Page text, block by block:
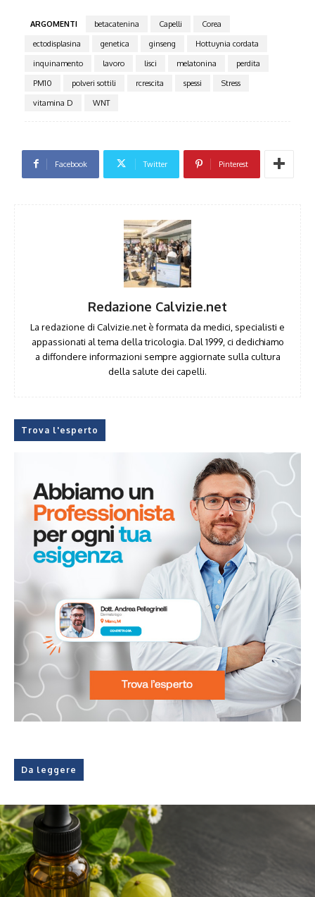
ARGOMENTI betacatenina Capelli
Corea
ectodisplasina
genetica ginseng
Hottuynia cordata
inquinamento
lavoro lisci melatonina
perdita
PM10
polveri sottili rcrescita spessi
Stress
vitamina D
WNT
Facebook Twitter Pinterest
Redazione Calvizie.net
La redazione di Calvizie.net è formata da medici, specialisti e
appassionati al tema della tricologia. Dal 1999, ci dedichiamo
a diffondere informazioni sempre aggiornate sulla cultura
della salute dei capelli.
Trova l'esperto
Da leggere